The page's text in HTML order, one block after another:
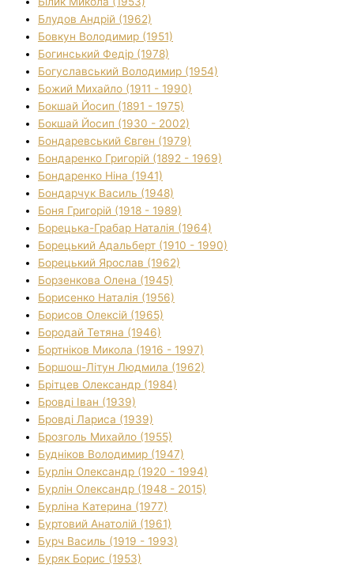
Блудов Андрій (1962)
Бовкун Володимир (1951)
Богинський Федір (1978)
Богуславський Володимир (1954)
Божий Михайло (1911 - 1990)
Бокшай Йосип (1891 - 1975)
Бокшай Йосип (1930 - 2002)
Бондаревський Євген (1979)
Бондаренко Григорій (1892 - 1969)
Бондаренко Ніна (1941)
Бондарчук Василь (1948)
Боня Григорій (1918 - 1989)
Борецька-Грабар Наталія (1964)
Борецький Адальберт (1910 - 1990)
Борецький Ярослав (1962)
Борзенкова Олена (1945)
Борисенко Наталія (1956)
Борисов Олексій (1965)
Бородай Тетяна (1946)
Бортніков Микола (1916 - 1997)
Боршош-Літун Людмила (1962)
Брітцев Олександр (1984)
Бровді Іван (1939)
Бровді Лариса (1939)
Брозголь Михайло (1955)
Будніков Володимир (1947)
Бурлін Олександр (1920 - 1994)
Бурлін Олександр (1948 - 2015)
Бурліна Катерина (1977)
Буртовий Анатолій (1961)
Бурч Василь (1919 - 1993)
Буряк Борис (1953)